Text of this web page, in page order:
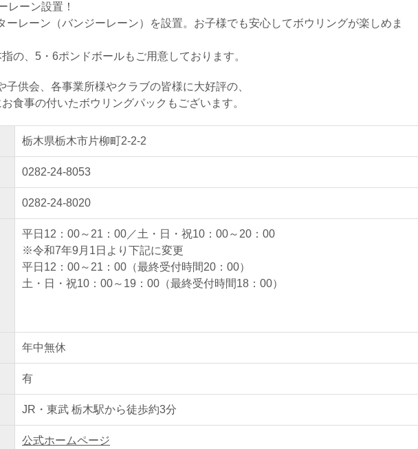
e
a
e
レーン設置！
ーレーン（バンジーレーン）を設置。お子様でも安心してボウリングが楽しめま
の、5・6ポンドボールもご用意しております。
子供会、各事業所様やクラブの皆様に大好評の、
食事の付いたボウリングパックもございます。
栃木県栃木市片柳町2-2-2
0282-24-8053
0282-24-8020
平日12：00～21：00／土・日・祝10：00～20：00
※令和7年9月1日より下記に変更
平日12：00～21：00（最終受付時間20：00）
土・日・祝10：00～19：00（最終受付時間18：00）
年中無休
有
JR・東武 栃木駅から徒歩約3分
公式ホームページ